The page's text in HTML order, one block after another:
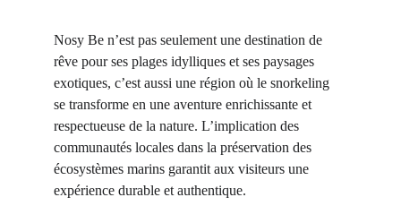
Nosy Be n’est pas seulement une destination de
rêve pour ses plages idylliques et ses paysages
exotiques, c’est aussi une région où le snorkeling
se transforme en une aventure enrichissante et
respectueuse de la nature. L’implication des
communautés locales dans la préservation des
écosystèmes marins garantit aux visiteurs une
expérience durable et authentique.